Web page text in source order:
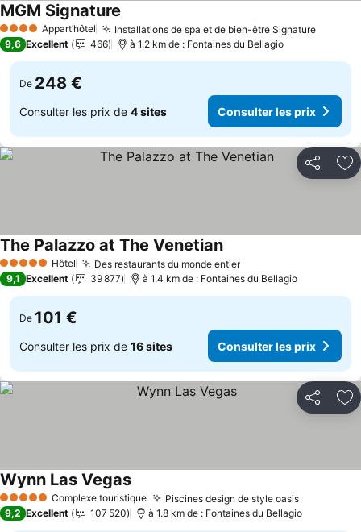
4 Étoiles Appart’hôtel Installations de spa et de bien-être Signature
MGM Signature
9,6 Excellent 466 à 1.2 km de : Fontaines du Bellagio
De 248 €
Consulter les prix de 4 sites Consulter les prix
Partager
5 Étoiles Hôtel Des restaurants du monde entierConsulter les prix
The Palazzo at The VenetianConsulter les prix
9,1 Excellent 39 877 à 1.4 km de : Fontaines du Bellagio
De 101 €
Consulter les prix de 16 sites Consulter les prix
Partager
5 Étoiles Complexe touristique Piscines design de style oasis
Wynn Las VegasConsulter les prix
9,2 Excellent 107 520 à 1.8 km de : Fontaines du Bellagio